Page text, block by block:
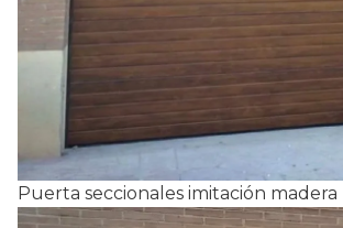
Puerta seccionales imitación madera